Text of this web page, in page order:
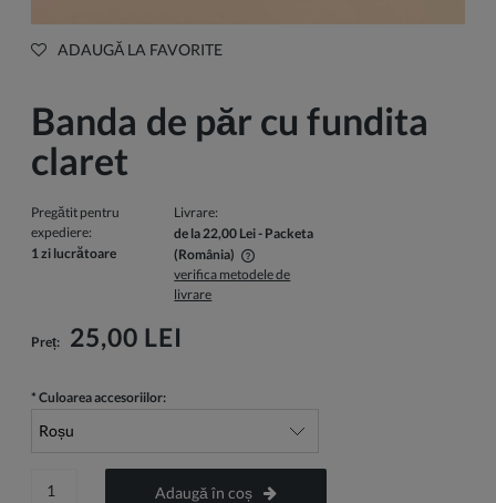
ADAUGĂ LA FAVORITE
Banda de păr cu fundita
claret
Pregătit pentru
expediere:
1 zi lucrătoare
Livrare:
de la 22,00 Lei- Packeta
(România)
Pretul nu include eventualele costuri de plata
verifica metodele de
livrare
Preț: 25,00 LEI
* Culoarea accesoriilor:
Adaugă în coș